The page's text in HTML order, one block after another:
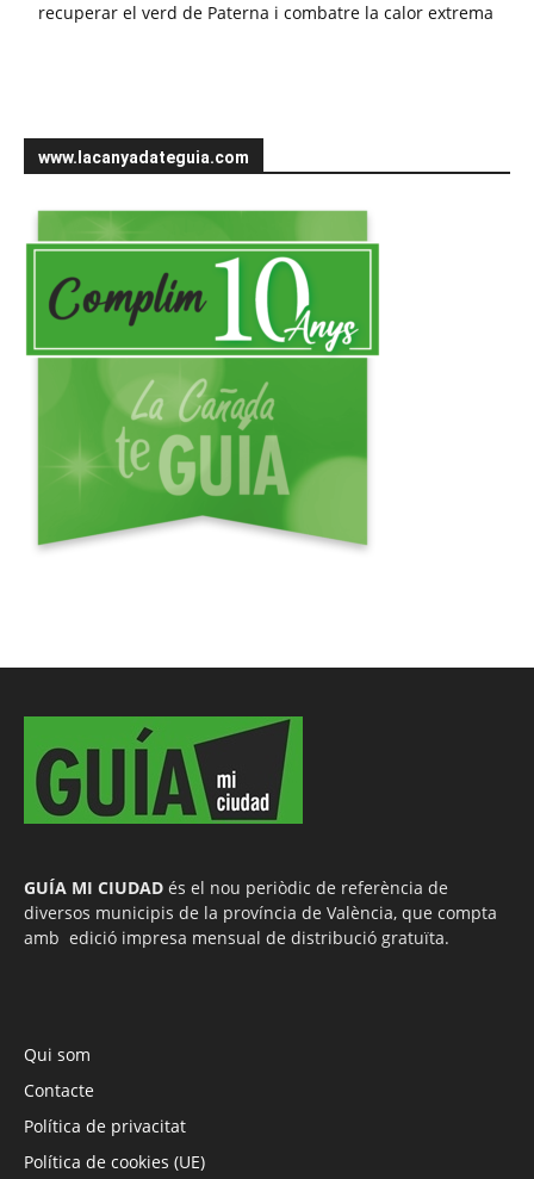
recuperar el verd de Paterna i combatre la calor extrema
www.lacanyadateguia.com
GUÍA MI CIUDAD és el nou periòdic de referència de
diversos municipis de la província de València, que compta
amb edició impresa mensual de distribució gratuïta.
Qui som
Contacte
Política de privacitat
Política de cookies (UE)